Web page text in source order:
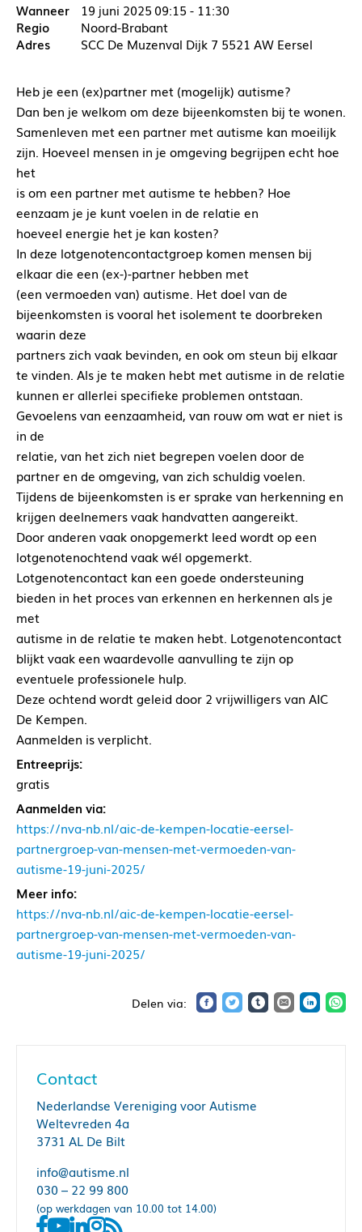
19 juni 2025 09:15 - 11:30
Noord-Brabant
SCC De Muzenval Dijk 7 5521 AW Eersel
Heb je een (ex)partner met (mogelijk) autisme?
Dan ben je welkom om deze bijeenkomsten bij te wonen.
Samenleven met een partner met autisme kan moeilijk
zijn. Hoeveel mensen in je omgeving begrijpen echt hoe
het
is om een partner met autisme te hebben? Hoe
eenzaam je je kunt voelen in de relatie en
hoeveel energie het je kan kosten?
In deze lotgenotencontactgroep komen mensen bij
elkaar die een (ex-)-partner hebben met
(een vermoeden van) autisme. Het doel van de
bijeenkomsten is vooral het isolement te doorbreken
waarin deze
partners zich vaak bevinden, en ook om steun bij elkaar
te vinden. Als je te maken hebt met autisme in de relatie
kunnen er allerlei specifieke problemen ontstaan.
Gevoelens van eenzaamheid, van rouw om wat er niet is
in de
relatie, van het zich niet begrepen voelen door de
partner en de omgeving, van zich schuldig voelen.
Tijdens de bijeenkomsten is er sprake van herkenning en
krijgen deelnemers vaak handvatten aangereikt.
Door anderen vaak onopgemerkt leed wordt op een
lotgenotenochtend vaak wél opgemerkt.
Lotgenotencontact kan een goede ondersteuning
bieden in het proces van erkennen en herkennen als je
met
autisme in de relatie te maken hebt. Lotgenotencontact
blijkt vaak een waardevolle aanvulling te zijn op
eventuele professionele hulp.
Deze ochtend wordt geleid door 2 vrijwilligers van AIC
De Kempen.
Aanmelden is verplicht.
Entreeprijs:
gratis
Aanmelden via:
https://nva-nb.nl/aic-de-kempen-locatie-eersel-
partnergroep-van-mensen-met-vermoeden-van-
autisme-19-juni-2025/
Meer info:
https://nva-nb.nl/aic-de-kempen-locatie-eersel-
partnergroep-van-mensen-met-vermoeden-van-
autisme-19-juni-2025/
Contact
Nederlandse Vereniging voor Autisme
Weltevreden 4a
3731 AL De Bilt
info@autisme.nl
030 – 22 99 800
(op werkdagen van 10.00 tot 14.00)